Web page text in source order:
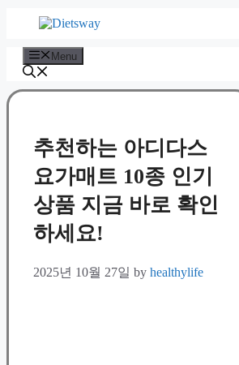
Menu
추천하는 아디다스
요가매트 10종 인기
상품 지금 바로 확인
하세요!
2025년 10월 27일 by healthylife